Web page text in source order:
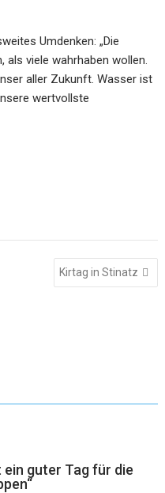
Umdenken: „Die
als viele wahrhaben wollen.
aller Zukunft. Wasser ist
wertvollste
Kirtag in Stinatz
ein guter Tag für die